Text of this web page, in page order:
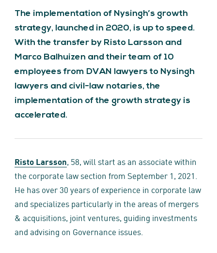
The implementation of Nysingh’s growth
strategy, launched in 2020, is up to speed.
With the transfer by Risto Larsson and
Marco Balhuizen and their team of 10
employees from DVAN lawyers to Nysingh
lawyers and civil-law notaries, the
implementation of the growth strategy is
accelerated.
Risto Larsson, 58, will start as an associate within
the corporate law section from September 1, 2021.
He has over 30 years of experience in corporate law
and specializes particularly in the areas of mergers
& acquisitions, joint ventures, guiding investments
and advising on Governance issues.